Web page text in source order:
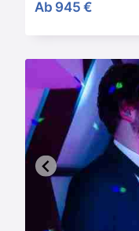
Ab 945 €